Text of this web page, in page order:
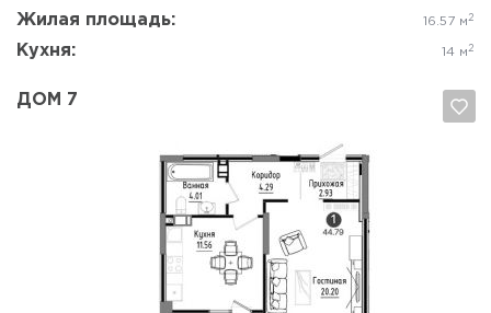
Жилая площадь: 16.57 м 2
Кухня: 14 м 2
ДОМ 7
Да, удалить Отмена